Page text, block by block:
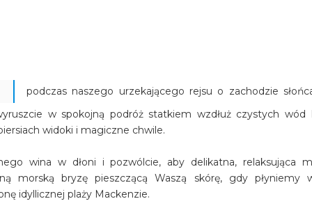
podczas naszego urzekającego rejsu o zachodzie
w spokojną podróż statkiem wzdłuż czystych wód
widoki i magiczne chwile.
wina w dłoni i pozwólcie, aby delikatna, relaksująca
morską bryzę pieszczącą Waszą skórę, gdy płyniemy
idyllicznej plaży Mackenzie.